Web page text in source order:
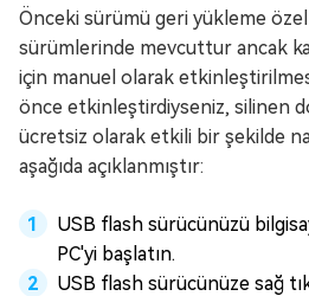
Önceki sürümü geri yükleme
sürümlerinde mevcuttur ancak
için manuel olarak
önce etkinleştirdiyseniz, silinen
ücretsiz olarak etkili bir şekilde
aşağıda açıklanmıştır:
USB flash sürücünüzü
PC'yi başlatın.
USB flash sürücünüze sağ